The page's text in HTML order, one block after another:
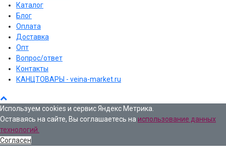
Каталог
Блог
Оплата
Доставка
Опт
Вопрос/ответ
Контакты
КАНЦТОВАРЫ - veina-market.ru
Используем cookies и сервис Яндекс Метрика.
Оставаясь на сайте, Вы соглашаетесь на использование данных
технологий.
Согласен